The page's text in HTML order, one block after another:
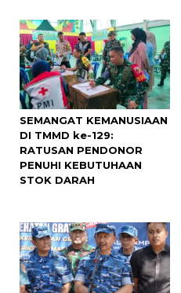
SEMANGAT KEMANUSIAAN
DI TMMD ke-129:
RATUSAN PENDONOR
PENUHI KEBUTUHAAN
STOK DARAH